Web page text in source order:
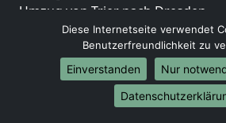
Umzug von Trier nach Dresden
Umzug von Trier nach Hannover
Umzug von Trier nach Nürnberg
Umzug von Trier nach Duisburg
Umzug von Trier nach Bochum
Umzug von Trier nach Wuppertal
Diese Internetseite verwendet
Benutzerfreundlichkeit zu
Einverstanden
Nur